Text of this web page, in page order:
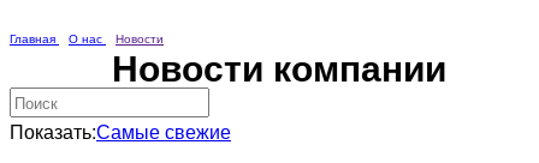
Главная О нас Новости
Новости компании
Показать:Самые свежие